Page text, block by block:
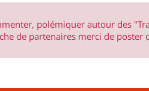
polémiquer autour des
de partenaires merci de poster